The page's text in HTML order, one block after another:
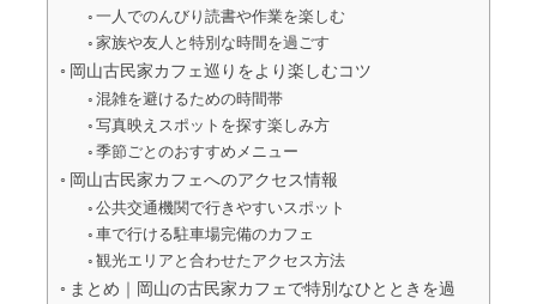
一人でのんびり読書や作業を楽しむ
家族や友人と特別な時間を過ごす
岡山古民家カフェ巡りをより楽しむコツ
混雑を避けるための時間帯
写真映えスポットを探す楽しみ方
季節ごとのおすすめメニュー
岡山古民家カフェへのアクセス情報
公共交通機関で行きやすいスポット
車で行ける駐車場完備のカフェ
観光エリアと合わせたアクセス方法
まとめ｜岡山の古民家カフェで特別なひとときを過